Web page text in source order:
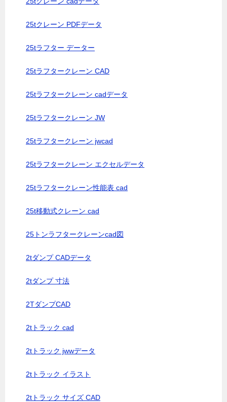
25tクレーン PDFデータ
25tラフター データー
25tラフタークレーン CAD
25tラフタークレーン cadデータ
25tラフタークレーン JW
25tラフタークレーン jwcad
25tラフタークレーン エクセルデータ
25tラフタークレーン性能表 cad
25t移動式クレーン cad
25トンラフタークレーンcad図
2tダンプ CADデータ
2tダンプ 寸法
2TダンプCAD
2tトラック cad
2tトラック jwwデータ
2tトラック イラスト
2tトラック サイズ CAD